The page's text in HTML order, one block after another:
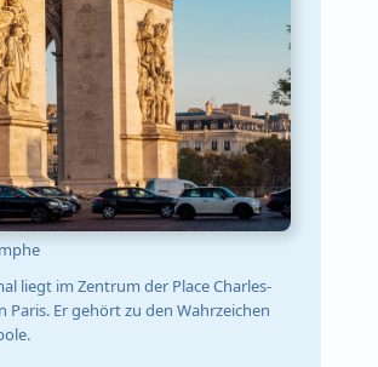
liegt im Zentrum der Place Charles-
Paris. Er gehört zu den Wahrzeichen